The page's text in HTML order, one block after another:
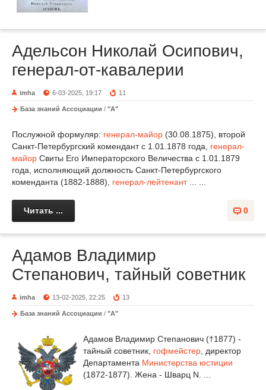
Адельсон Николай Осипович,
генерал-от-кавалерии
imha 6-03-2025, 19:17 11
База знаний Ассоциации / "А"
Послужной формуляр: генерал-майор (30.08.1875), второй
Санкт-Петербургский комендант с 1.01.1878 года, генерал-
майор Свиты Его Императорского Величества с 1.01.1879
года, исполняющий должность Санкт-Петербургского
коменданта (1882-1888), генерал-лейтенант... ...
0
Читать ...
Адамов Владимир
Степанович, тайный советник
imha 13-02-2025, 22:25 13
База знаний Ассоциации / "А"
Адамов Владимир Степанович (†1877) -
тайный советник, гофмейстер , директор
Департамента Министерства юстиции
(1872-1877). Жена - Шварц N. ...